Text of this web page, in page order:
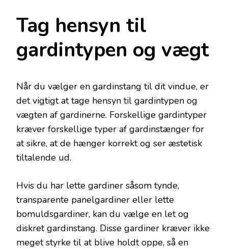
Tag hensyn til
gardintypen og vægt
Når du vælger en gardinstang til dit vindue, er
det vigtigt at tage hensyn til gardintypen og
vægten af gardinerne. Forskellige gardintyper
kræver forskellige typer af gardinstænger for
at sikre, at de hænger korrekt og ser æstetisk
tiltalende ud.
Hvis du har lette gardiner såsom tynde,
transparente panelgardiner eller lette
bomuldsgardiner, kan du vælge en let og
diskret gardinstang. Disse gardiner kræver ikke
meget styrke til at blive holdt oppe, så en